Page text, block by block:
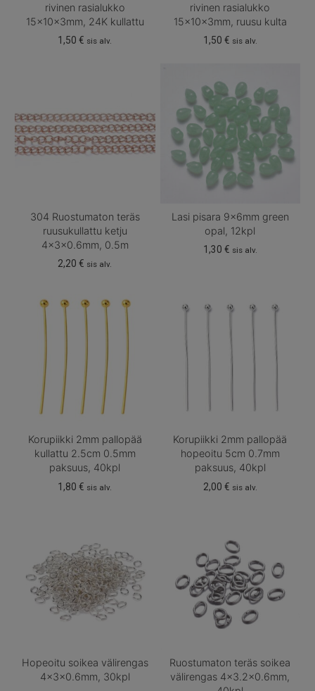
rivinen rasialukko
15x10x3mm, 24K kullattu
1,50€ sis alv.
rivinen rasialukko
15x10x3mm, ruusu kulta
1,50 € sis alv.
304 Ruostumaton teräs
ruusukullattu ketju
4x3x0.6mm, 0.5m
2,20€ sis alv.
Lasi pisara 9x6mm green
opal, 12kpl
1,30 € sis alv.
Korupiikki 2mm pallopää
kullattu 2.5cm 0.5mm
paksuus, 40kpl
1,80€ sis alv.
Korupiikki 2mm pallopää
hopeoitu 5cm 0.7mm
paksuus, 40kpl
2,00 € sis alv.
Hopeoitu soikea välirengas
4x3x0.6mm, 30kpl
Ruostumaton teräs soikea
välirengas 4×3.2×0.6mm,